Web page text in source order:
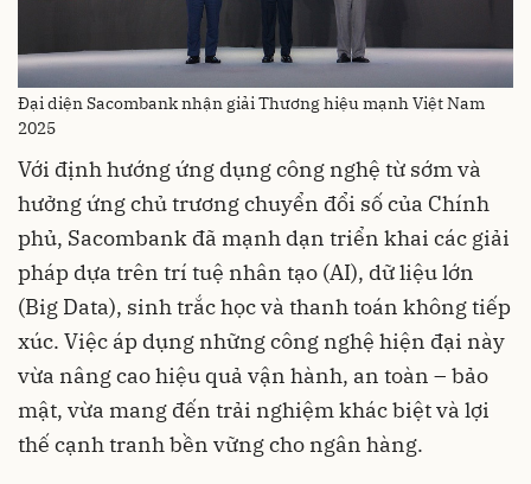
Đại diện Sacombank nhận giải Thương hiệu mạnh Việt Nam
2025
Với định hướng ứng dụng công nghệ từ sớm và
hưởng ứng chủ trương chuyển đổi số của Chính
phủ, Sacombank đã mạnh dạn triển khai các giải
pháp dựa trên trí tuệ nhân tạo (AI), dữ liệu lớn
(Big Data), sinh trắc học và thanh toán không tiếp
xúc. Việc áp dụng những công nghệ hiện đại này
vừa nâng cao hiệu quả vận hành, an toàn – bảo
mật, vừa mang đến trải nghiệm khác biệt và lợi
thế cạnh tranh bền vững cho ngân hàng.